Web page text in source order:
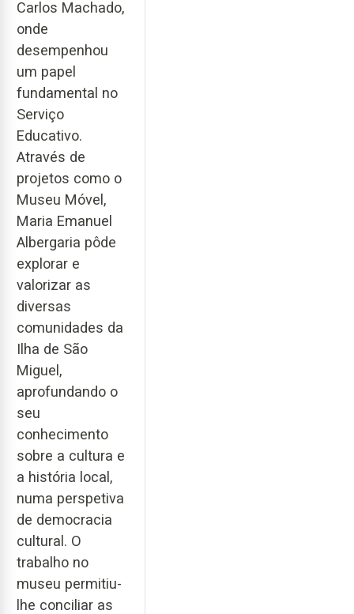
Carlos Machado,
onde
desempenhou
um papel
fundamental no
Serviço
Educativo.
Através de
projetos como o
Museu Móvel,
Maria Emanuel
Albergaria pôde
explorar e
valorizar as
diversas
comunidades da
Ilha de São
Miguel,
aprofundando o
seu
conhecimento
sobre a cultura e
a história local,
numa perspetiva
de democracia
cultural. O
trabalho no
museu permitiu-
lhe conciliar as